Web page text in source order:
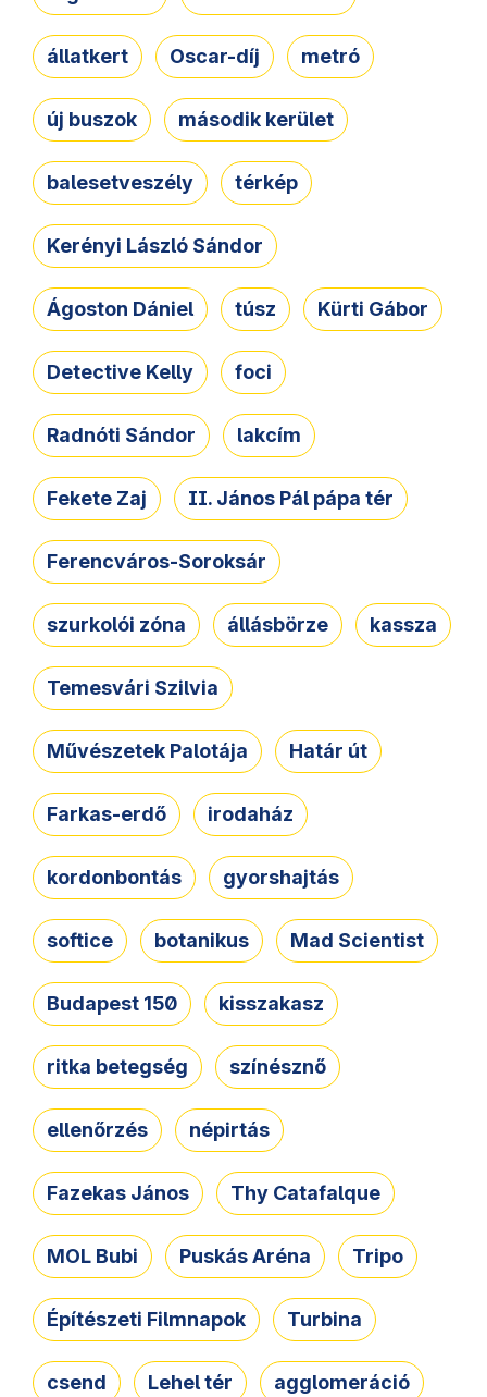
állatkert Oscar-díj metró
új buszok második kerület
balesetveszély térkép
Kerényi László Sándor
Ágoston Dániel túsz Kürti Gábor
Detective Kelly foci
Radnóti Sándor lakcím
Fekete Zaj II. János Pál pápa tér
Ferencváros-Soroksár
szurkolói zóna állásbörze kassza
Temesvári Szilvia
Művészetek Palotája Határ út
Farkas-erdő irodaház
kordonbontás gyorshajtás
softice botanikus Mad Scientist
Budapest 150 kisszakasz
ritka betegség színésznő
ellenőrzés népirtás
Fazekas János Thy Catafalque
MOL Bubi Puskás Aréna Tripo
Építészeti Filmnapok Turbina
csend Lehel tér agglomeráció